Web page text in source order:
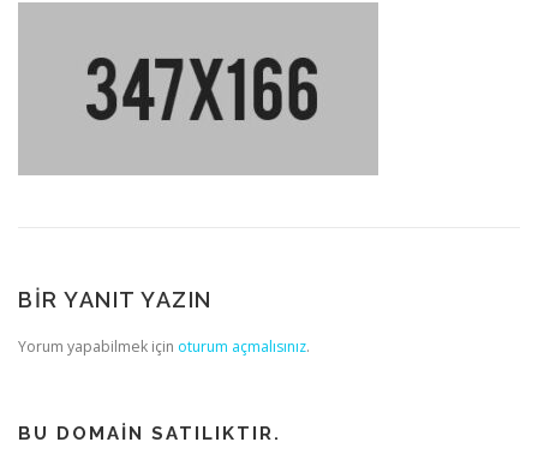
BIR YANIT YAZIN
Yorum yapabilmek için oturum açmalısınız.
BU DOMAIN SATILIKTIR.